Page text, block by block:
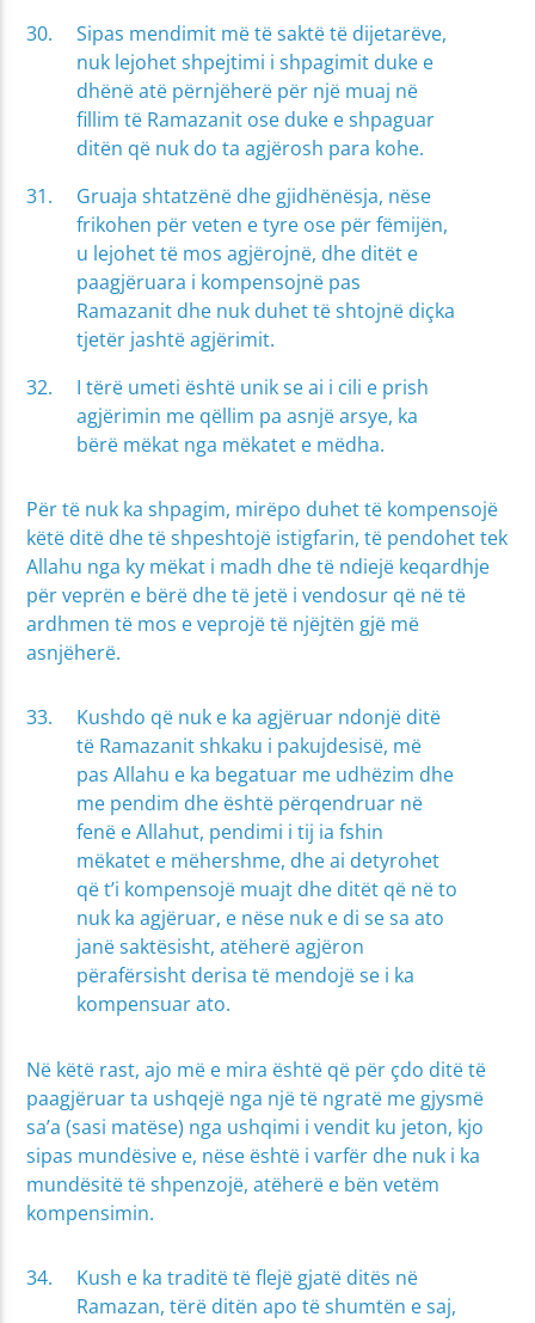
Sipas mendimit më të saktë të dijetarëve,
nuk lejohet shpejtimi i shpagimit duke e
dhënë atë përnjëherë për një muaj në
fillim të Ramazanit ose duke e shpaguar
ditën që nuk do ta agjërosh para kohe.
Gruaja shtatzënë dhe gjidhënësja, nëse
frikohen për veten e tyre ose për fëmijën,
u lejohet të mos agjërojnë, dhe ditët e
paagjëruara i kompensojnë pas
Ramazanit dhe nuk duhet të shtojnë diçka
tjetër jashtë agjërimit.
I tërë umeti është unik se ai i cili e prish
agjërimin me qëllim pa asnjë arsye, ka
bërë mëkat nga mëkatet e mëdha.
Për të nuk ka shpagim, mirëpo duhet të kompensojë
këtë ditë dhe të shpeshtojë istigfarin, të pendohet tek
Allahu nga ky mëkat i madh dhe të ndiejë keqardhje
për veprën e bërë dhe të jetë i vendosur që në të
ardhmen të mos e veprojë të njëjtën gjë më
asnjëherë.
Kushdo që nuk e ka agjëruar ndonjë ditë
të Ramazanit shkaku i pakujdesisë, më
pas Allahu e ka begatuar me udhëzim dhe
me pendim dhe është përqendruar në
fenë e Allahut, pendimi i tij ia fshin
mëkatet e mëhershme, dhe ai detyrohet
që t’i kompensojë muajt dhe ditët që në to
nuk ka agjëruar, e nëse nuk e di se sa ato
janë saktësisht, atëherë agjëron
përafërsisht derisa të mendojë se i ka
kompensuar ato.
Në këtë rast, ajo më e mira është që për çdo ditë të
paagjëruar ta ushqejë nga një të ngratë me gjysmë
sa’a (sasi matëse) nga ushqimi i vendit ku jeton, kjo
sipas mundësive e, nëse është i varfër dhe nuk i ka
mundësitë të shpenzojë, atëherë e bën vetëm
kompensimin.
Kush e ka traditë të flejë gjatë ditës në
Ramazan, tërë ditën apo të shumtën e saj,